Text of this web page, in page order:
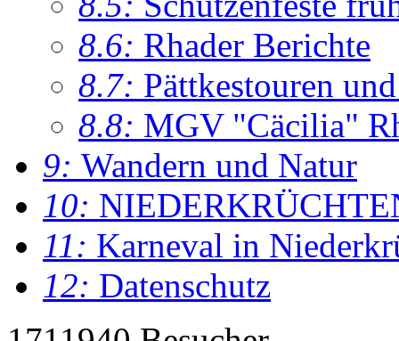
8.6: Rhader Berichte
8.7: Pättkestouren
8.8: MGV "Cäcilia"
9: Wandern und Natur
10:
11: Karneval in
12: Datenschutz